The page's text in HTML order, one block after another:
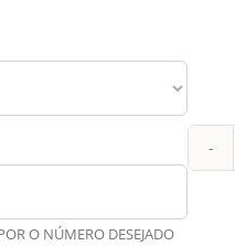
O NÚMERO DESEJADO